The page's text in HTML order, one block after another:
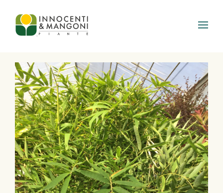
Skip to main content